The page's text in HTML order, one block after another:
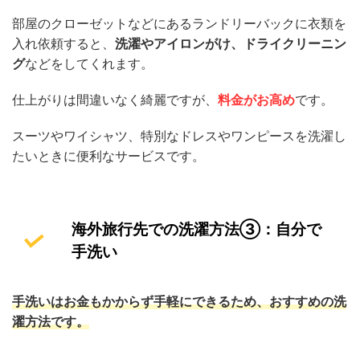
部屋のクローゼットなどにあるランドリーバックに衣類を
入れ依頼すると、 洗濯やアイロンがけ、ドライクリーニン
グなどをしてくれます。
仕上がりは間違いなく綺麗ですが、 料金がお高めです。
スーツやワイシャツ、特別なドレスやワンピースを洗濯し
たいときに便利なサービスです。
海外旅行先での洗濯方法③：自分で
手洗い
手洗いはお金もかからず手軽にできるため、おすすめの洗
濯方法です。